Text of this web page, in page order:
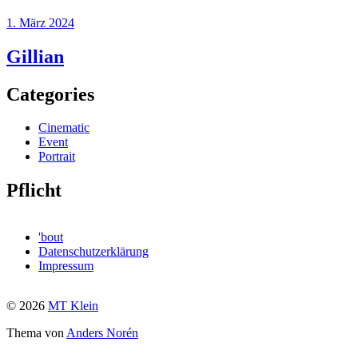
1. März 2024
Gillian
Categories
Cinematic
Event
Portrait
Pflicht
'bout
Datenschutzerklärung
Impressum
© 2026 MT Klein
Thema von Anders Norén